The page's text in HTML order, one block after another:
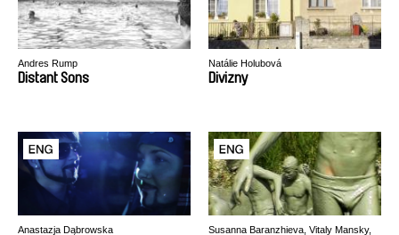
Andres Rump
Distant Sons
Natálie Holubová
Divizny
Anastazja Dąbrowska Susanna Baranzhieva, Vitaly Mansky,